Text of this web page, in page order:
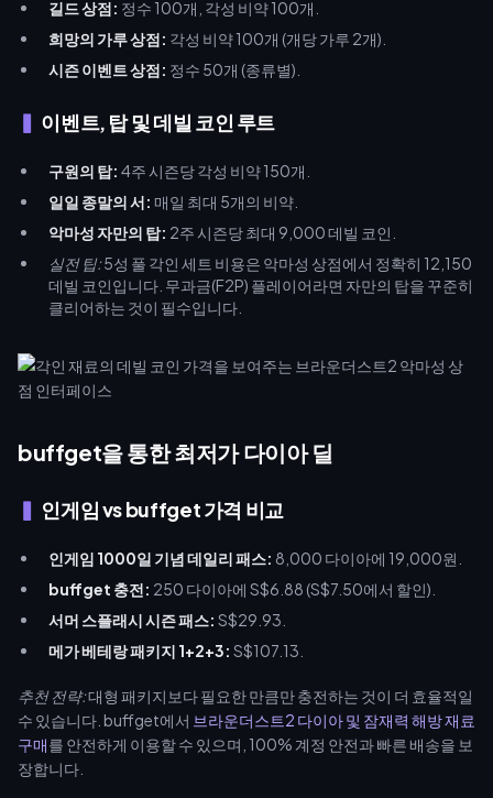
길드 상점: 정수 100개, 각성 비약 100개.
희망의 가루 상점: 각성 비약 100개 (개당 가루 2개).
시즌 이벤트 상점: 정수 50개 (종류별).
이벤트, 탑 및 데빌 코인 루트
구원의 탑: 4주 시즌당 각성 비약 150개.
일일 종말의 서: 매일 최대 5개의 비약.
악마성 자만의 탑: 2주 시즌당 최대 9,000 데빌 코인.
실전 팁:5성 풀 각인 세트 비용은 악마성 상점에서 정확히 12,150
데빌 코인입니다. 무과금(F2P) 플레이어라면 자만의 탑을 꾸준히
클리어하는 것이 필수입니다.
buffget을 통한 최저가 다이아 딜
인게임 vs buffget 가격 비교
인게임 1000일 기념 데일리 패스: 8,000 다이아에 19,000원.
buffget 충전: 250 다이아에 S$6.88 (S$7.50에서 할인).
서머 스플래시 시즌 패스: S$29.93.
메가 베테랑 패키지 1+2+3: S$107.13.
추천 전략:대형 패키지보다 필요한 만큼만 충전하는 것이 더 효율적일
수 있습니다. buffget에서 브라운더스트2 다이아 및 잠재력 해방 재료
구매를 안전하게 이용할 수 있으며, 100% 계정 안전과 빠른 배송을 보
장합니다.